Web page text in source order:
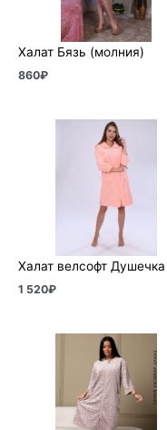
Халат Бязь (молния)
860₽
Халат велсофт Душечка
1 520₽